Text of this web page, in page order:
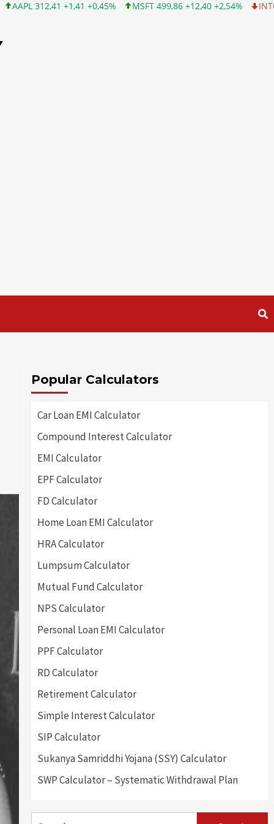
+1,41 +0,45% MSFT 499,86 +12,40 +2,54% INTC 99,81 -1,25 -
Popular Calculators
Car Loan EMI Calculator
Compound Interest Calculator
EMI Calculator
EPF Calculator
FD Calculator
Home Loan EMI Calculator
HRA Calculator
Lumpsum Calculator
Mutual Fund Calculator
NPS Calculator
Personal Loan EMI Calculator
PPF Calculator
RD Calculator
Retirement Calculator
Simple Interest Calculator
SIP Calculator
Sukanya Samriddhi Yojana (SSY) Calculator
SWP Calculator – Systematic Withdrawal Plan